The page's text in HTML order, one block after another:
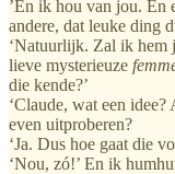
’En ik hou van jou. En
andere, dat leuke ding
‘Natuurlijk. Zal ik hem
lieve mysterieuze
die kende?’
‘Claude, wat een
even uitproberen?
‘Ja. Dus hoe gaat die
‘Nou, zó!’ En ik